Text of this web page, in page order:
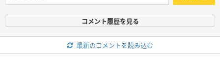
コメント履歴を見る
最新のコメントを読み込む